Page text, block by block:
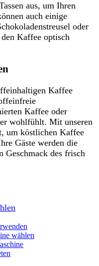
aus, um Ihren
auch einige
oder
Kaffee optisch
Kaffee
Kaffee oder
wohlfühlt. Mit unseren
um köstlichen Kaffee
Gäste werden die
Geschmack des frisch
wählen